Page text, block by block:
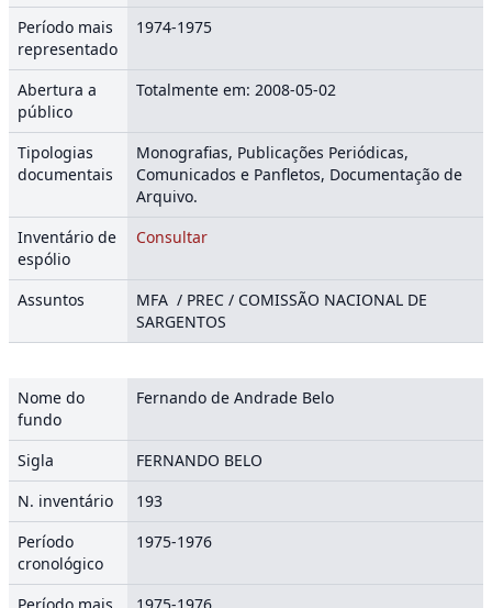
Período mais
representado
1974-1975
Abertura a
público
Totalmente em: 2008-05-02
Tipologias
documentais
Monografias, Publicações Periódicas,
Comunicados e Panfletos, Documentação de
Arquivo.
Inventário de
espólio
Consultar
Assuntos
MFA / PREC / COMISSÃO NACIONAL DE
SARGENTOS
Nome do
fundo
Fernando de Andrade Belo
Sigla
FERNANDO BELO
N. inventário
193
Período
cronológico
1975-1976
Período mais
1975-1976